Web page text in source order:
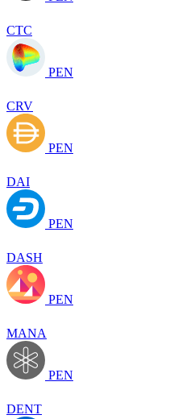
CTC
PEN
CRV
PEN
DAI
PEN
DASH
PEN
MANA
PEN
DENT